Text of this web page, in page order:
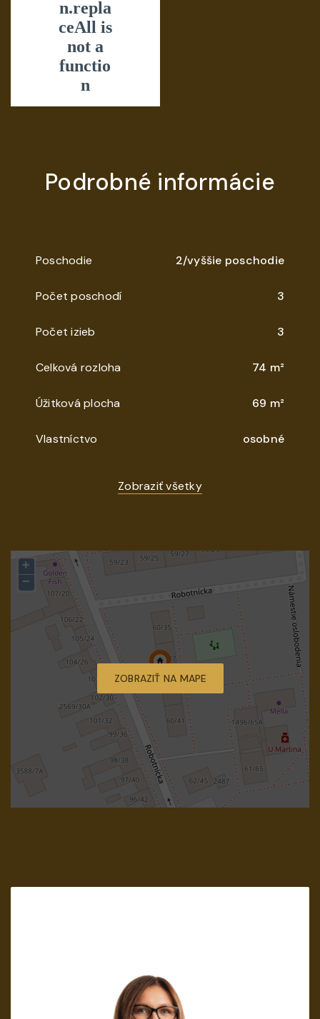
Podrobné informácie
Poschodie 2/vyššie poschodie
Počet poschodí 3
Počet izieb 3
Celková rozloha 74 m²
Úžitková plocha 69 m²
Vlastníctvo osobné
Zobraziť všetky
ZOBRAZIŤ NA MAPE
+
−